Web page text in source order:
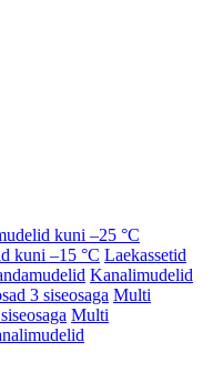
kuni –25 °C
kuni –15 °C Laekassetid
Kanalimudelid
3 siseosaga Multi
Multi